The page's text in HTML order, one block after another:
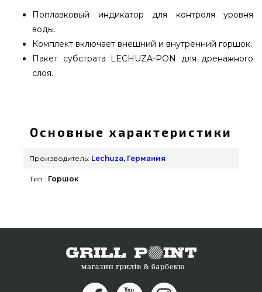
Поплавковый индикатор для контроля уровня
воды.
Комплект включает внешний и внутренний горшок.
Пакет субстрата LECHUZA-PON для дренажного
слоя.
производителя Lechuza, Германия по актуальной
стоимости всего 11 909 грн. в каталоге интернет
магазина брендовых грилей Гриль Поинт. Самые
цветов в каталоге интернет магазина Гриль
мы доставим жителям регионов: Киев, Чернигов,
Основные характеристики
Производитель: Lechuza, Германия
Тип : Горшок